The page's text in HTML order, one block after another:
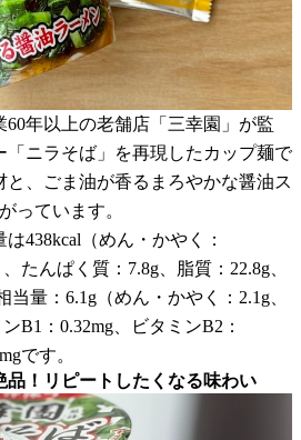
年以上の老舗店「三幸園」が監
「ニラそば」を再現したカップ麺で
、ごま油が香るまろやかな醤油ス
っています。
438kcal（めん・かやく：
たんぱく質：7.8g、脂質：22.8g、
当量：6.1g（めん・かやく：2.1g、
B1：0.32mg、ビタミンB2：
です。
品！リピートしたくなる味わい